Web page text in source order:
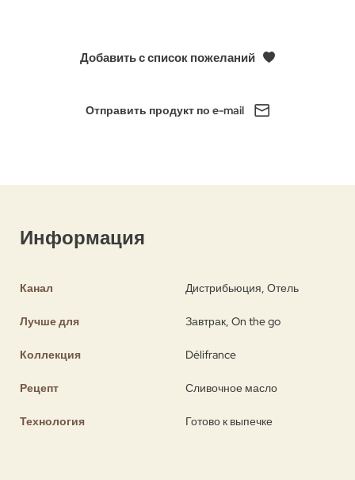
Добавить с список пожеланий
Отправить продукт по e-mail
Информация
Канал Дистрибьюция, Отель
Лучше для Завтрак, On the go
Коллекция Délifrance
Рецепт Сливочное масло
Технология Готово к выпечке